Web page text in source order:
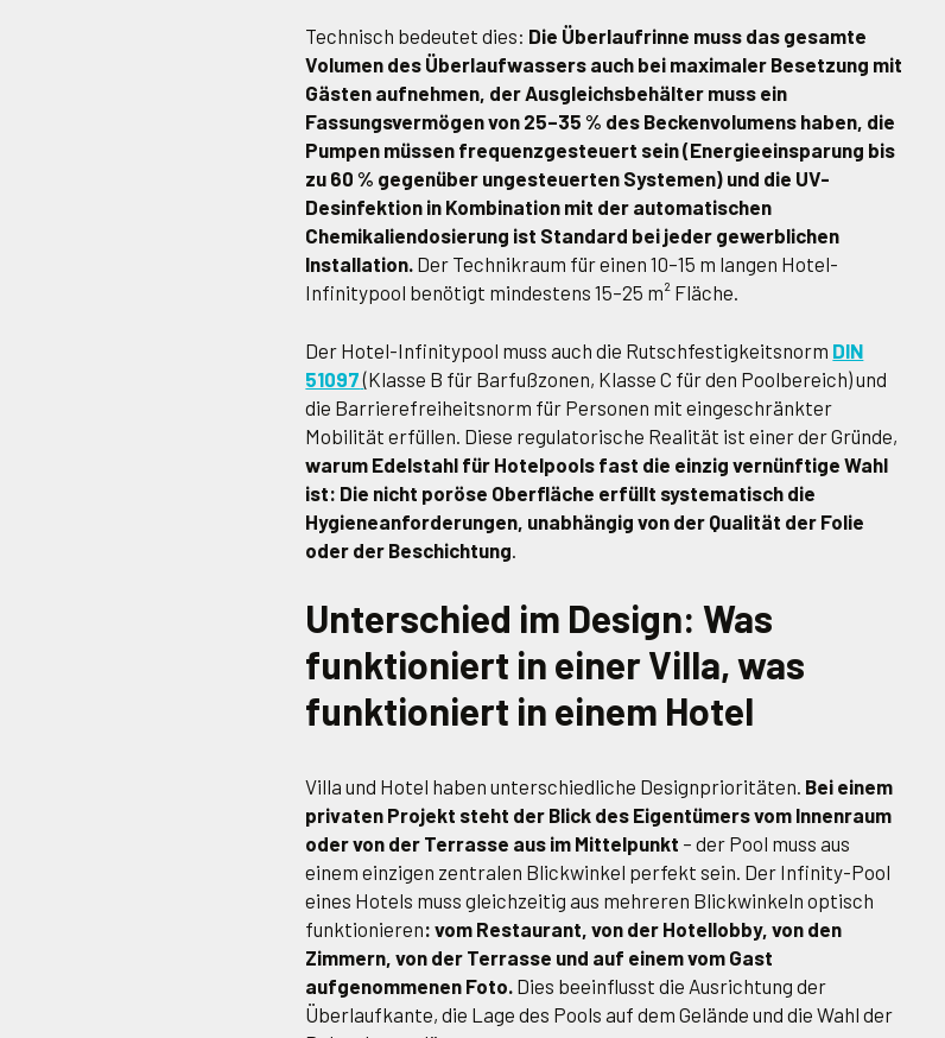
Technisch bedeutet dies: Die Überlaufrinne muss das gesamte
Volumen des Überlaufwassers auch bei maximaler Besetzung mit
Gästen aufnehmen, der Ausgleichsbehälter muss ein
Fassungsvermögen von 25–35 % des Beckenvolumens haben, die
Pumpen müssen frequenzgesteuert sein (Energieeinsparung bis
zu 60 % gegenüber ungesteuerten Systemen) und die UV-
Desinfektion in Kombination mit der automatischen
Chemikaliendosierung ist Standard bei jeder gewerblichen
Installation. Der Technikraum für einen 10–15 m langen Hotel-
Infinitypool benötigt mindestens 15–25 m² Fläche.
Der Hotel-Infinitypool muss auch die Rutschfestigkeitsnorm DIN
51097 (Klasse B für Barfußzonen, Klasse C für den Poolbereich) und
die Barrierefreiheitsnorm für Personen mit eingeschränkter
Mobilität erfüllen. Diese regulatorische Realität ist einer der Gründe,
warum Edelstahl für Hotelpools fast die einzig vernünftige Wahl
ist: Die nicht poröse Oberfläche erfüllt systematisch die
Hygieneanforderungen, unabhängig von der Qualität der Folie
oder der Beschichtung.
Unterschied im Design: Was
funktioniert in einer Villa, was
funktioniert in einem Hotel
Villa und Hotel haben unterschiedliche Designprioritäten. Bei einem
privaten Projekt steht der Blick des Eigentümers vom Innenraum
oder von der Terrasse aus im Mittelpunkt – der Pool muss aus
einem einzigen zentralen Blickwinkel perfekt sein. Der Infinity-Pool
eines Hotels muss gleichzeitig aus mehreren Blickwinkeln optisch
funktionieren: vom Restaurant, von der Hotellobby, von den
Zimmern, von der Terrasse und auf einem vom Gast
aufgenommenen Foto. Dies beeinflusst die Ausrichtung der
Überlaufkante, die Lage des Pools auf dem Gelände und die Wahl der